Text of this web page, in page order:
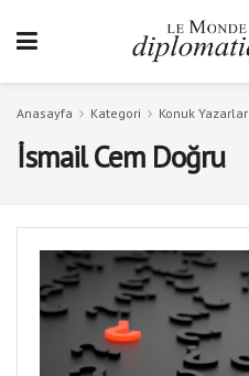
Anasayfa Kategori Konuk Yazarlar
İsmail Cem Doğru